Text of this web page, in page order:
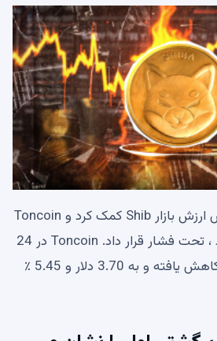
افزایش قیمت به افزایش ارزش بازار Shib کمک کرد و Toncoin
را که قبلاً رهبری می کرد ، تحت فشار قرار داد. Toncoin در 24
ساعت گذشته 0.75 ٪ کاهش یافته و به 3.70 دلار و 5.45 ٪